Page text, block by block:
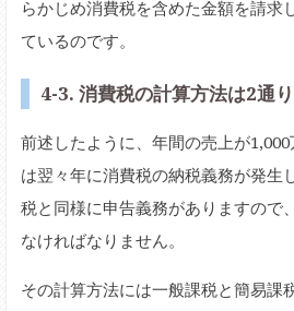
らかじめ消費税を含めた金額を請求
ているのです。
4-3. 消費税の計算方法は2通
前述したように、年間の売上が
は翌々年に消費税の納税義務が発生
税と同様に申告義務がありますので
なければなりません。
その計算方法には一般課税と簡易課